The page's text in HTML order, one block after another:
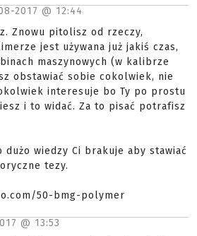
2017 @ 12:44
Znowu pitolisz od rzeczy,
jest używana już jakiś czas,
maszynowych (w kalibrze
obstawiać sobie cokolwiek, nie
interesuje bo Ty po prostu
i to widać. Za to pisać potrafisz
dużo wiedzy Ci brakuje aby stawiać
tezy.
50-bmg-polymer
@ 13:53